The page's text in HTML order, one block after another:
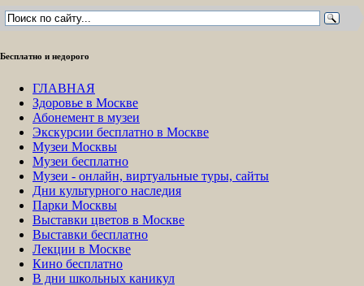
Бесплатно и недорого
ГЛАВНАЯ
Здоровье в Москве
Абонемент в музеи
Экскурсии бесплатно в Москве
Музеи Москвы
Музеи бесплатно
Музеи - онлайн, виртуальные туры, сайты
Дни культурного наследия
Парки Москвы
Выставки цветов в Москве
Выставки бесплатно
Лекции в Москве
Кино бесплатно
В дни школьных каникул